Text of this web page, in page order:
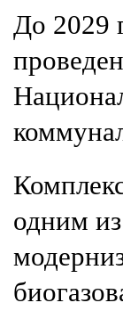
До 2029
одним